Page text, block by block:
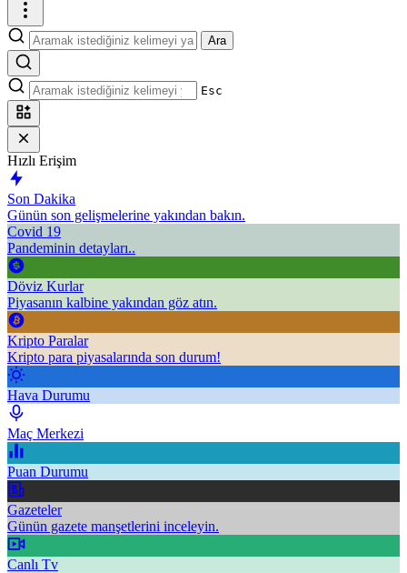
Ara
Esc
Hızlı Erişim
Son Dakika
Günün son gelişmelerine yakından bakın.
Covid 19
Pandeminin detayları..
Döviz Kurlar
Piyasanın kalbine yakından göz atın.
Kripto Paralar
Kripto para piyasalarında son durum!
Hava Durumu
Maç Merkezi
Puan Durumu
Gazeteler
Günün gazete manşetlerini inceleyin.
Canlı Tv